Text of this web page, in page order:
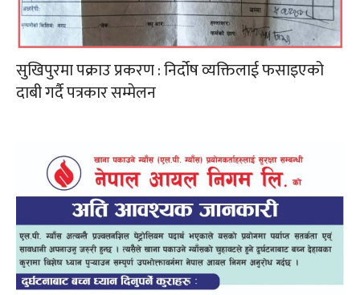
सुखिपुरमा पक्राउ प्रकरण : निर्दोष व्यक्तिलाई फसाइएको
दाबी गर्दै पत्रकार सम्मेलन